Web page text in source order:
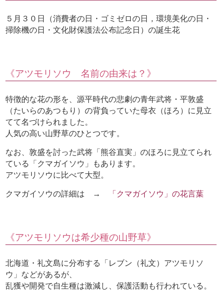
５月３０日（消費者の日・ゴミゼロの日，環境美化の日・
掃除機の日・文化財保護法公布記念日）の誕生花
《アツモリソウ 名前の由来は？》
特徴的な花の形を、源平時代の悲劇の青年武将・平敦盛
（たいらのあつもり）の背負っていた母衣（ほろ）に見立
てて名づけられました。
人気の高い山野草のひとつです。
なお、敦盛を討った武将「熊谷直実」のほろに見立てられ
ている「クマガイソウ」もあります。
アツモリソウに比べて大型。
クマガイソウの詳細は → 「クマガイソウ」の花言葉
《アツモリソウは希少種の山野草》
北海道・礼文島に分布する「レブン（礼文）アツモリソ
ウ」などがあるが、
乱獲や開発で自生種は激減し、保護活動も行われている。